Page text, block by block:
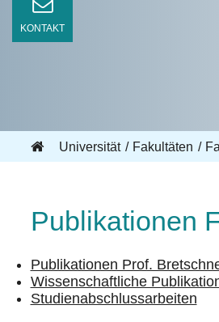
KONTAKT
Universität Fakultäten
Publikationen
Publikationen Prof.
Wissenschaftliche
Studienabschlussarbeiten